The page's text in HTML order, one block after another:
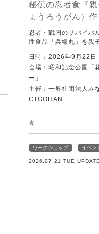
秘伝の忍者食『
ょうろうがん）
忍者・戦国のサバイバ
性食品「兵糧丸」を親
日時：2026年9月22日
会場：昭和記念公園「
ー」
主催：一般社団法人み
CTGOHAN
食
ワークショップ イベン
2026.07.21 TUE